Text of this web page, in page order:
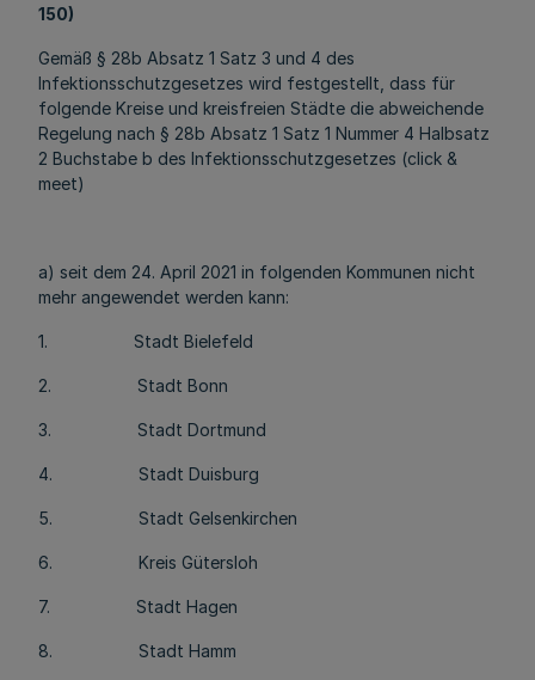
150)
Gemäß § 28b Absatz 1 Satz 3 und 4 des
Infektionsschutzgesetzes wird festgestellt, dass für
folgende Kreise und kreisfreien Städte die abweichende
Regelung nach § 28b Absatz 1 Satz 1 Nummer 4 Halbsatz
2 Buchstabe b des Infektionsschutzgesetzes (click &
meet)
a) seit dem 24. April 2021 in folgenden Kommunen nicht
mehr angewendet werden kann:
1. Stadt Bielefeld
2. Stadt Bonn
3. Stadt Dortmund
4. Stadt Duisburg
5. Stadt Gelsenkirchen
6. Kreis Gütersloh
7. Stadt Hagen
8. Stadt Hamm